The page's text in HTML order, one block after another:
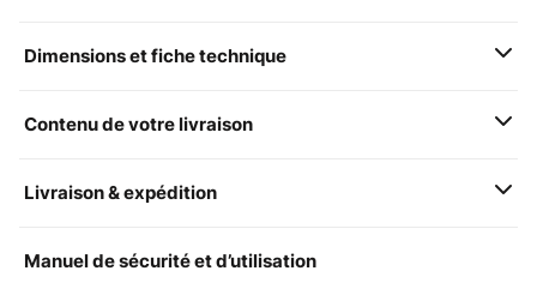
Dimensions et fiche technique
Contenu de votre livraison
Livraison & expédition
Manuel de sécurité et d’utilisation